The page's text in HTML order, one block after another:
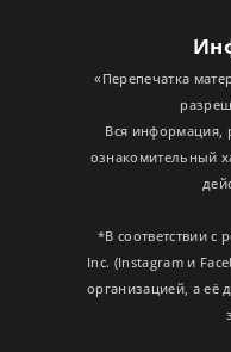
«Перепечатка
Вся информация,
ознакомительный
*В соответствии с
Inc. (Instagram и
организацией, а её